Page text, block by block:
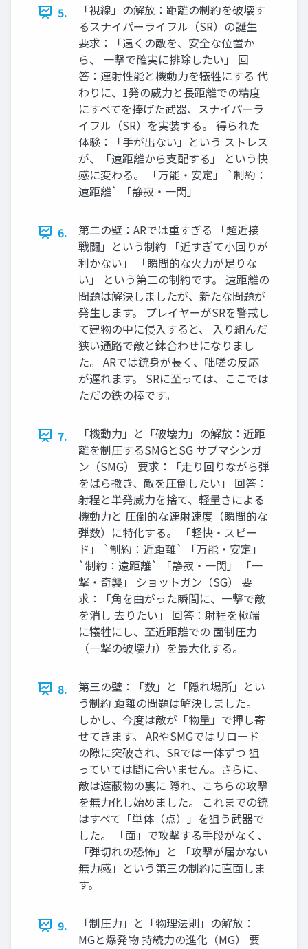
5.
「視線」の解放：距離の制約を破壊す
るスナイパーライフル（SR）の誕生
要求：「遠くの敵を、安全な位置か
ら、 一撃で確実に排除したい」 回
答：連射性能と機動力を犠牲にする 代
わりに、1発の威力と長距離での精度
にすべてを捧げた武器、スナイパーラ
イフル（SR）を実装する。 得られた
体験：「手が出ない」という ストレス
が、「遠距離から支配する」 という快
感に変わる。 「万能・安定」 `制約：
遠距離` 「静寂・一閃」
6.
第二の壁：ARでは重すぎる 「超近接
戦闘」という制約 「近すぎて小回りが
利かない」 「瞬間的な火力が足りな
い」 という第二の制約です。 遠距離の
問題は解決しましたが、新たな問題が
発生します。 プレイヤーがSRを警戒し
て建物の中に侵入すると、 入り組んだ
狭い通路で敵と鉢合わせになりまし
た。 ARでは銃身が長く、咄嗟の反応
が遅れます。 SRに至っては、ここでは
ただの鉄の棒です。
7.
「機動力」と「破壊力」の解放：近距
離を制圧するSMGとSG サブマシンガ
ン（SMG） 要求：「走り回りながら弾
をばら撒き、敵を圧倒したい」 回答：
射程と単発威力を捨て、軽量さによる
機動力と 圧倒的な連射速度（瞬間的な
弾数）に特化する。 「軽快・スピー
ド」 `制約：近距離` 「万能・安定」
`制約：遠距離` 「静寂・一閃」 「一
撃・奇襲」 ショットガン（SG） 要
求：「角を曲がった瞬間に、一撃で敵
を消し 去りたい」 回答：射程を極端
に犠牲にし、至近距離での 面制圧力
（一撃の破壊力）を最大化する。
8.
第三の壁：「数」と「隠れ場所」とい
う制約 距離の問題は解決しました。
しかし、今度は敵が「物量」で押し寄
せてきます。 ARやSMGではリロード
の隙に突破され、SRでは一体ずつ 狙
っていては間に合いません。さらに、
敵は遮蔽物の裏に 隠れ、こちらの攻撃
を無力化し始めました。 これまでの銃
はすべて「単体（点）」を狙う武器で
した。 「面」で攻撃する手段がなく、
「弾切れの恐怖」と 「攻撃が届かない
無力感」という第三の制約に直面しま
す。
9.
「制圧力」と「物理法則」の解放：
MGと爆発物 持続力の進化（MG） 要